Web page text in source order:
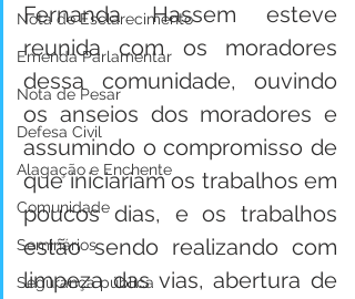
Nota de Esclarecimento
Emenda Parlamentar
Nota de Pesar
Defesa Civil
Alagação e Enchente
Comunidade
Seminários
Segurança pública
Fernanda Hassem esteve
reunida com os moradores
dessa comunidade, ouvindo
os anseios dos moradores e
assumindo o compromisso de
que iniciariam os trabalhos em
poucos dias, e os trabalhos
estão sendo realizando com
limpeza das vias, abertura de